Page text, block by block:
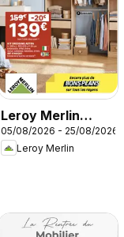
Leroy Merlin
catalogue
05/08/2026 - 25/08/2026
Leroy Merlin